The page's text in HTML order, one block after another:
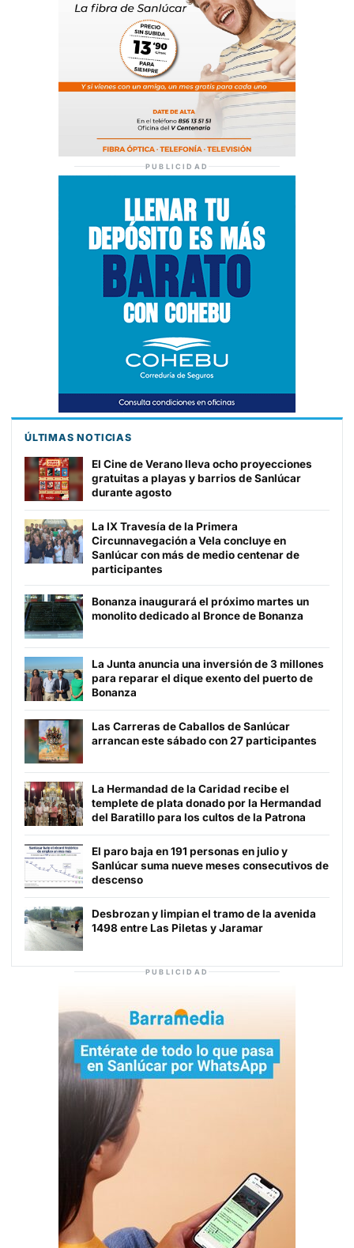
PUBLICIDAD
ÚLTIMAS NOTICIAS
El Cine de Verano lleva ocho proyecciones
gratuitas a playas y barrios de Sanlúcar
durante agosto
La IX Travesía de la Primera
Circunnavegación a Vela concluye en
Sanlúcar con más de medio centenar de
participantes
Bonanza inaugurará el próximo martes un
monolito dedicado al Bronce de Bonanza
La Junta anuncia una inversión de 3 millones
para reparar el dique exento del puerto de
Bonanza
Las Carreras de Caballos de Sanlúcar
arrancan este sábado con 27 participantes
La Hermandad de la Caridad recibe el
templete de plata donado por la Hermandad
del Baratillo para los cultos de la Patrona
El paro baja en 191 personas en julio y
Sanlúcar suma nueve meses consecutivos de
descenso
Desbrozan y limpian el tramo de la avenida
1498 entre Las Piletas y Jaramar
PUBLICIDAD